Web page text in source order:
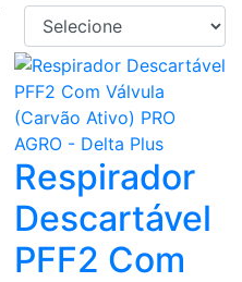
Respirador
Descartável
PFF2 Com